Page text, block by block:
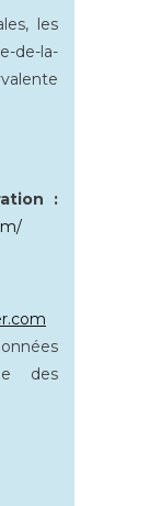
les
de-la-
:
des